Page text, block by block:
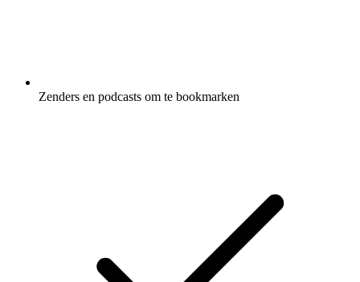
Zenders en podcasts om te bookmarken